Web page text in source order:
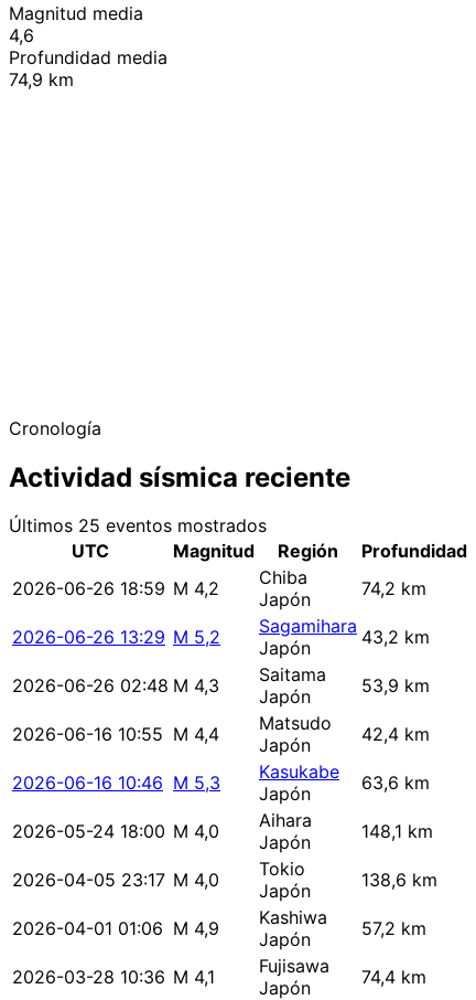
Magnitud media
4,6
Profundidad media
74,9 km
Cronología
Actividad sísmica reciente
Últimos 25 eventos mostrados
UTC
Magnitud Región
Profundidad
2026-06-26 18:59 M 4,2
Chiba
Japón
74,2 km
2026-06-26 13:29 M 5,2
Sagamihara
Japón
43,2 km
2026-06-26 02:48 M 4,3
Saitama
Japón
53,9 km
2026-06-16 10:55 M 4,4
Matsudo
Japón
42,4 km
2026-06-16 10:46 M 5,3
Kasukabe
Japón
63,6 km
2026-05-24 18:00 M 4,0
Aihara
Japón
148,1 km
2026-04-05 23:17 M 4,0
Tokio
Japón
138,6 km
2026-04-01 01:06 M 4,9
Kashiwa
Japón
57,2 km
2026-03-28 10:36 M 4,1
Fujisawa
Japón
74,4 km